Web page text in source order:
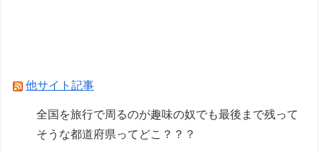
ノ上たきな」 STREET SNAP プライズフィギュ
ア【彩色原型公開】
Powered by livedoor 相互RSS
他サイト記事
全国を旅行で周るのが趣味の奴でも最後まで残って
そうな都道府県ってどこ？？？